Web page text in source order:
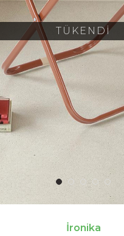
TÜKENDİ
İronika